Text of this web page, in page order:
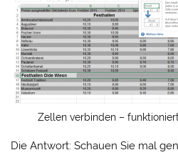
Zellen verbinden –
Die Antwort: Schauen Sie mal